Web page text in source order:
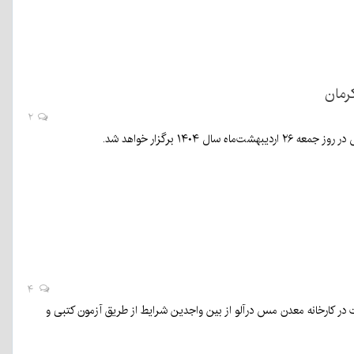
۲
خواهد شد.
معدن مس درآلو از بین واجدین شرایط از طریق آزمون کتبی و